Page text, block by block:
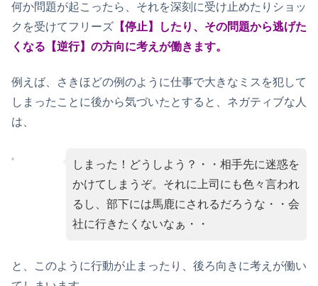
何か問題が起こったら、それを深刻に受け止めたりショッ
クを受けてフリーズ 【停止】したり、その問題から逃げた
くなる【逆行】の方向に考えが働きます。
例えば、さきほどの例のように仕事で大きなミスを犯して
しまったことに後から気づいたとすると、ネガティブな人
は、
しまった！どうしよう？・・相手先に迷惑を
かけてしまうぞ。それに上司にも色々言われ
るし、部下には馬鹿にされるだろうな・・会
社に行きたくないなぁ・・
と、このように行動が止まったり、後ろ向きに考えが働い